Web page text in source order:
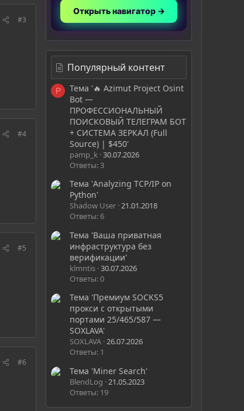
#3
#4
#5
#6
Открыть навигатор →
Популярный контент
P
Тема '🔥 Azimut Project Osint
Bot —
ПРОФЕССИОНАЛЬНЫЙ
ПОИСКОВЫЙ ТЕЛЕГРАМ БОТ
+ СИСТЕМА ЗЕРКАЛ (Full
Source) | $450'
pamp_k 30.07.2026
Ответы: 3
Тема 'Analyzing TCP/IP on
Python'
Shadow User 21.01.2018
Ответы: 6
Тема 'Ваша приватная
инфраструктура без
верификации'
klmntis 30.07.2026
Ответы: 0
Тема 'Премиум SOCKS5
прокси с открытыми
портами 25/465/587 —
SOXLAVA'
SOXLAVA 26.07.2026
Ответы: 1
Тема 'Miner Search'
BlendLog
21.05.2023
Ответы: 19